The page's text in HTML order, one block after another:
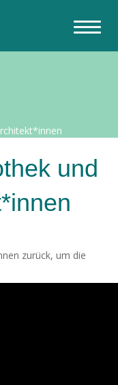
und
zurück, um die